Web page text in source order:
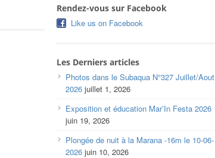
Rendez-vous sur Facebook
Like us on Facebook
Les Derniers articles
Photos dans le Subaqua N°327 Juillet/Aout
2026 juillet 1, 2026
Exposition et éducation Mar’In Festa 2026
juin 19, 2026
Plongée de nuit à la Marana -16m le 10-06-
2026 juin 10, 2026